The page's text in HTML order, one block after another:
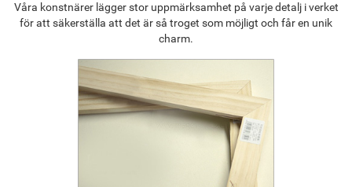
Våra konstnärer lägger stor uppmärksamhet på varje detalj i verket
för att säkerställa att det är så troget som möjligt och får en unik
charm.